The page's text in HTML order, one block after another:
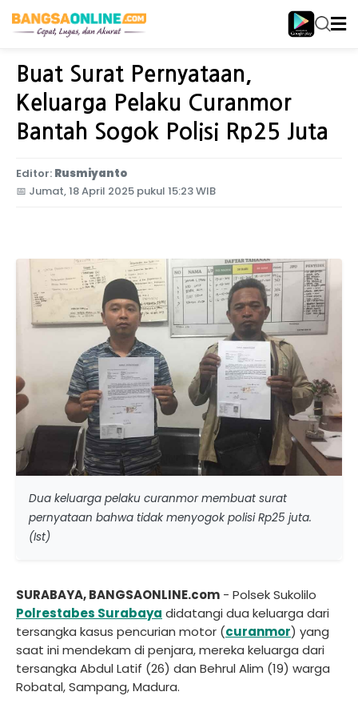
Home Jawa Timur
Buat Surat Pernyataan,
Keluarga Pelaku Curanmor
Bantah Sogok Polisi Rp25 Juta
Editor: Rusmiyanto
📅 Jumat, 18 April 2025 pukul 15:23 WIB
Dua keluarga pelaku curanmor membuat surat
pernyataan bahwa tidak menyogok polisi Rp25 juta.
(Ist)
SURABAYA, BANGSAONLINE.com - Polsek Sukolilo
Polrestabes Surabaya didatangi dua keluarga dari
tersangka kasus pencurian motor (curanmor) yang
saat ini mendekam di penjara, mereka keluarga dari
tersangka Abdul Latif (26) dan Behrul Alim (19) warga
Robatal, Sampang, Madura.